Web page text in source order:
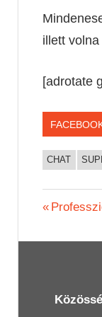
illett
[adrotate
CHAT
Previous